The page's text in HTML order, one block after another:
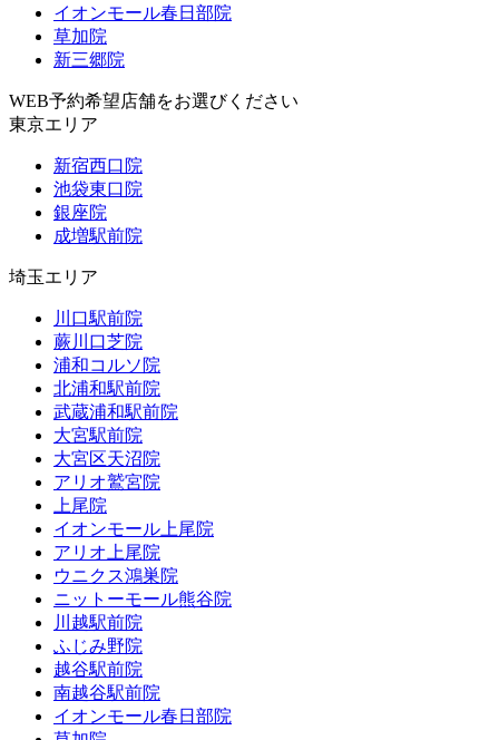
イオンモール春日部院
草加院
新三郷院
WEB予約希望店舗をお選びください
東京エリア
新宿西口院
池袋東口院
銀座院
成増駅前院
埼玉エリア
川口駅前院
蕨川口芝院
浦和コルソ院
北浦和駅前院
武蔵浦和駅前院
大宮駅前院
大宮区天沼院
アリオ鷲宮院
上尾院
イオンモール上尾院
アリオ上尾院
ウニクス鴻巣院
ニットーモール熊谷院
川越駅前院
ふじみ野院
越谷駅前院
南越谷駅前院
イオンモール春日部院